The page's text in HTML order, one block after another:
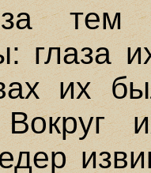
тем
глаза
их
Вокруг